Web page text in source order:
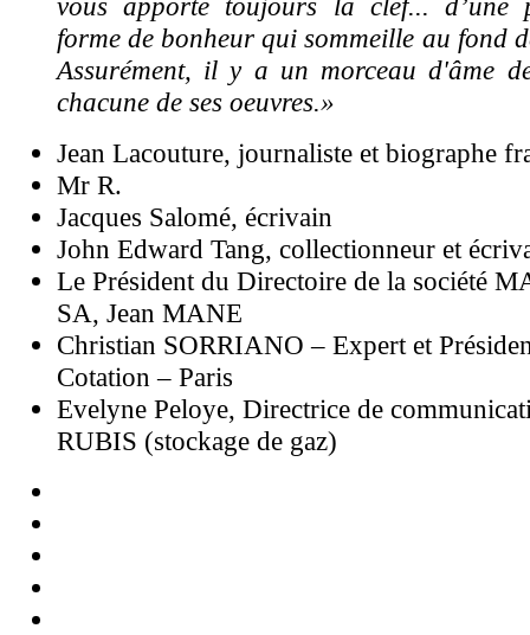
forme de bonheur qui sommeille au fond
Assurément, il y a un morceau d'âme
chacune de ses oeuvres.»
Jean Lacouture, journaliste et biographe
Mr R.
Jacques Salomé, écrivain
John Edward Tang, collectionneur et
Le Président du Directoire de la société
SA, Jean MANE
Christian SORRIANO – Expert et
Cotation – Paris
Evelyne Peloye, Directrice de
RUBIS (stockage de gaz)